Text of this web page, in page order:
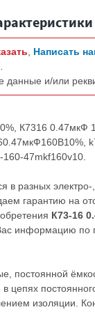
Написать
данные и/или
К7316 0.47мкФ
47mkf160v10.
разных
гарантию на
К73-16
информацию по
постоянной
цепях
изоляции.